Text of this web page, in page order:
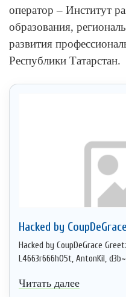
оператор – Институт
образования,
развития
Республики Татарстан.
Hacked by CoupDeGrace
Hacked by CoupDeGrace
L4663r666h05t, AntonKil,
Читать далее